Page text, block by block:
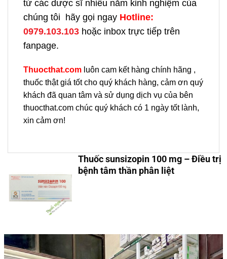
từ các dược sĩ nhiều năm kinh nghiệm của
chúng tôi hãy gọi ngay Hotline:
0979.103.103 hoặc inbox trực tiếp trên
fanpage.
Thuocthat.com luôn cam kết hàng chính hãng ,
thuốc thật giá tốt cho quý khách hàng, cảm ơn quý
khách đã quan tâm và sử dụng dịch vụ của bên
thuocthat.com chúc quý khách có 1 ngày tốt lành,
xin cảm ơn!
Thuốc sunsizopin 100 mg – Điều trị
bệnh tâm thần phân liệt